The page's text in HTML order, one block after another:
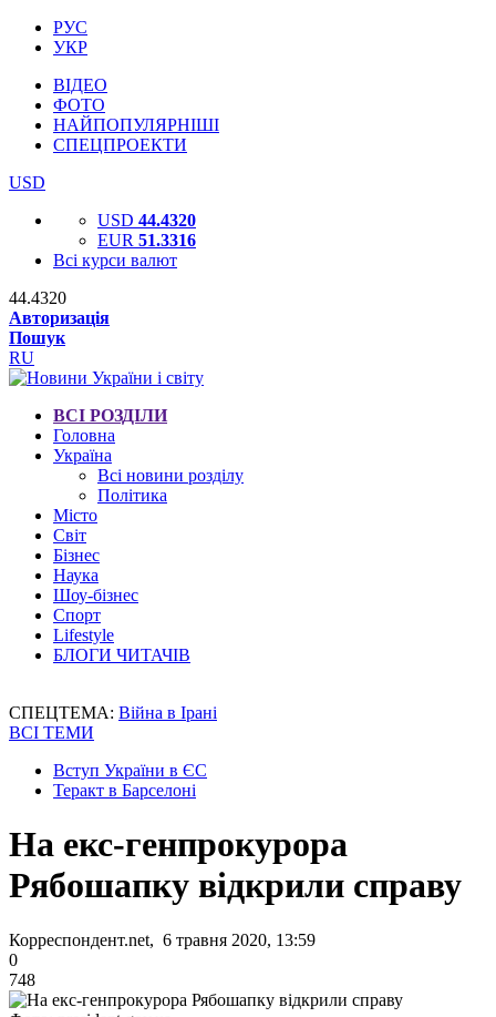
РУС
УКР
ВІДЕО
ФОТО
НАЙПОПУЛЯРНІШІ
СПЕЦПРОЕКТИ
USD
USD 44.4320
EUR 51.3316
Всі курси валют
44.4320
Авторизація
Пошук
RU
ВСІ РОЗДІЛИ
Головна
Україна
Всі новини розділу
Політика
Місто
Світ
Бізнес
Наука
Шоу-бізнес
Спорт
Lifestyle
БЛОГИ ЧИТАЧІВ
СПЕЦТЕМА: Війна в Ірані
ВСІ ТЕМИ
Вступ України в ЄС
Теракт в Барселоні
На екс-генпрокурора
Рябошапку відкрили справу
Корреспондент.net, 6 травня 2020, 13:59
0
748